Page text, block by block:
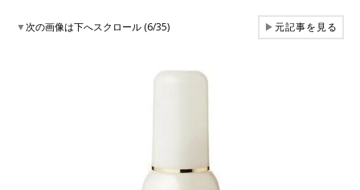
▼次の画像は下へスクロール (6/35) ▶元記事を見る